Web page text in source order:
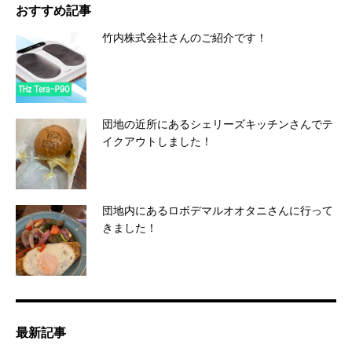
おすすめ記事
竹内株式会社さんのご紹介です！
団地の近所にあるシェリーズキッチンさんでテ
イクアウトしました！
団地内にあるロボデマルオオタニさんに行って
きました！
最新記事